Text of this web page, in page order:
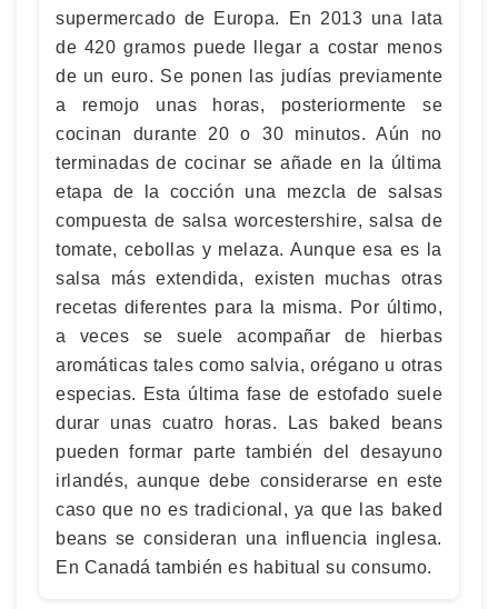
supermercado de Europa. En 2013 una lata
de 420 gramos puede llegar a costar menos
de un euro. Se ponen las judías previamente
a remojo unas horas, posteriormente se
cocinan durante 20 o 30 minutos. Aún no
terminadas de cocinar se añade en la última
etapa de la cocción una mezcla de salsas
compuesta de salsa worcestershire, salsa de
tomate, cebollas y melaza. Aunque esa es la
salsa más extendida, existen muchas otras
recetas diferentes para la misma. Por último,
a veces se suele acompañar de hierbas
aromáticas tales como salvia, orégano u otras
especias. Esta última fase de estofado suele
durar unas cuatro horas. Las baked beans
pueden formar parte también del desayuno
irlandés, aunque debe considerarse en este
caso que no es tradicional, ya que las baked
beans se consideran una influencia inglesa.
En Canadá también es habitual su consumo.